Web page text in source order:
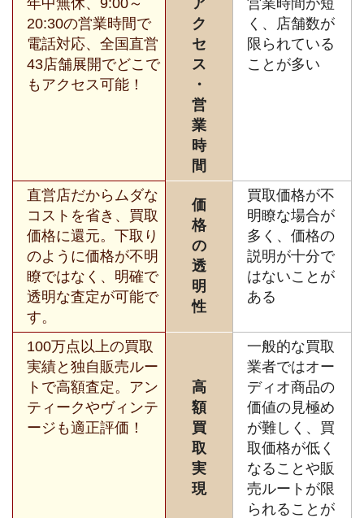
20:30の営業時間で
電話対応、全国直営
43店舗展開でどこで
もアクセス可能！
ク
セ
ス
・
営
業
時
間
く、店舗数が
限られている
ことが多い
直営店だからムダな
コストを省き、買取
価格に還元。下取り
のように価格が不明
瞭ではなく、明確で
透明な査定が可能で
す。
価
格
の
透
明
性
買取価格が不
明瞭な場合が
多く、価格の
説明が十分で
はないことが
ある
100万点以上の買取
実績と独自販売ルー
トで高額査定。アン
ティークやヴィンテ
ージも適正評価！
高
額
買
取
実
現
一般的な買取
業者ではオー
ディオ商品の
価値の見極め
が難しく、買
取価格が低く
なることや販
売ルートが限
られることが